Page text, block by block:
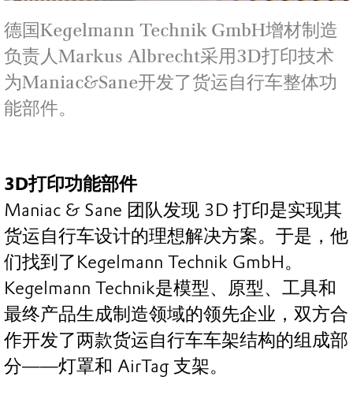
德国Kegelmann Technik GmbH增材制造
负责人Markus Albrecht采用3D打印技术
为Maniac&Sane开发了货运自行车整体功
能部件。
3D打印功能部件
Maniac & Sane 团队发现 3D 打印是实现其
货运自行车设计的理想解决方案。于是，他
们找到了Kegelmann Technik GmbH。
Kegelmann Technik是模型、原型、工具和
最终产品生成制造领域的领先企业，双方合
作开发了两款货运自行车车架结构的组成部
分——灯罩和 AirTag 支架。